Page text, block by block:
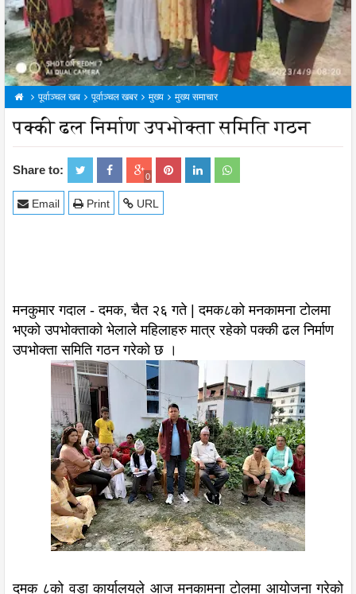
पूर्वाञ्चल खब पूर्वाञ्चल खबर मुख्य मुख्य समाचार
पक्की ढल निर्माण उपभोक्ता समिति गठन
Share to: 0
URL
Print
Email
मनकुमार गदाल - दमक, चैत २६ गते | दमक८को मनकामना टोलमा
भएको उपभोक्ताको भेलाले महिलाहरु मात्र रहेको पक्की ढल निर्माण
उपभोक्ता समिति गठन गरेको छ ।
दमक ८को वडा कार्यालयले आज मनकामना टोलमा आयोजना गरेको